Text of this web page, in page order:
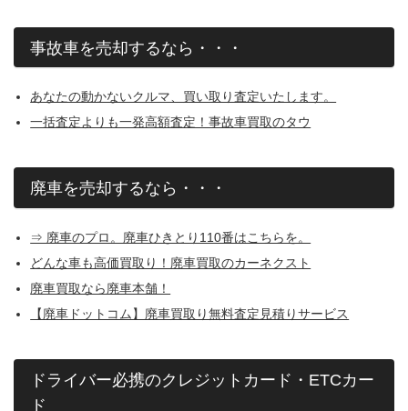
事故車を売却するなら・・・
あなたの動かないクルマ、買い取り査定いたします。
一括査定よりも一発高額査定！事故車買取のタウ
廃車を売却するなら・・・
⇒ 廃車のプロ。廃車ひきとり110番はこちらを。
どんな車も高価買取り！廃車買取のカーネクスト
廃車買取なら廃車本舗！
【廃車ドットコム】廃車買取り無料査定見積りサービス
ドライバー必携のクレジットカード・ETCカー
ド